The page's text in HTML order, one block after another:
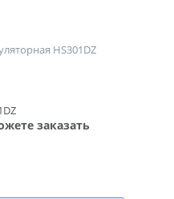
HS301DZ
заказать